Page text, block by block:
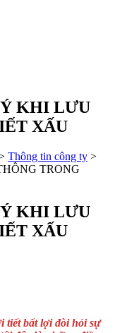
KHI LƯU
XẤU
Thông tin công ty >
TRONG
KHI LƯU
XẤU
tiết bất lợi đòi hỏi sự